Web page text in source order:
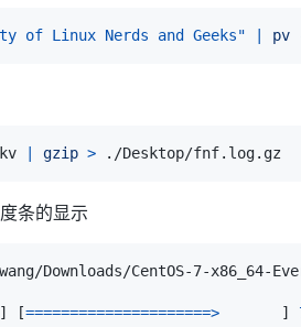
of Linux Nerds and Geeks" pv
gzip >
条的显示
Downloads/CentOS-7-x86_64-
] [=====================> ]